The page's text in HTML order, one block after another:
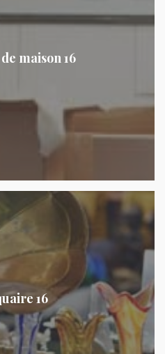
maison 16
16